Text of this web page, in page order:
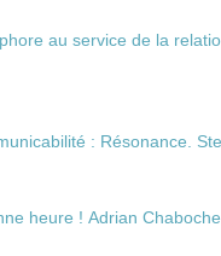
au service de la
: Résonance.
heure ! Adrian